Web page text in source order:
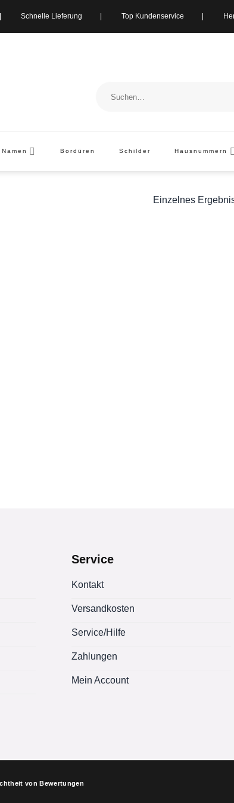
Schnelle Lieferung | Top Kundenservice |
nach:
Bordüren Schilder Hausnummern
Einzelnes
Service
Kontakt
Versandkosten
Service/Hilfe
Zahlungen
Mein Account
von Bewertungen